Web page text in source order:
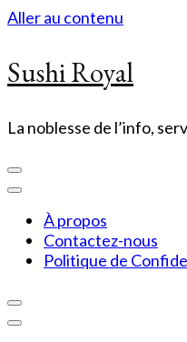
Aller au contenu
Sushi Royal
La noblesse de l’info,
À propos
Contactez-nous
Politique de